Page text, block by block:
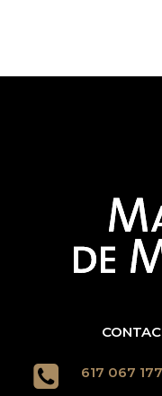
617 067 177